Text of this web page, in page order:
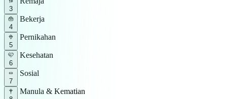
3
4
Bekerja
5
Pernikahan
6
Kesehatan
7
Sosial
Manula & Kematian